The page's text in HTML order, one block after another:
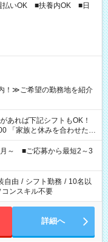
払いOK ■扶養内OK ■日
！≫ご希望の勤務地を紹介
た
たい」 「できれば残業はし
※Wワーク希望
時間と、もう1つのお仕事
る場合は応募できません。
月～ ■ご応募から最短2～3
自由 / シフト勤務 / 10名以
コンスキル不要
詳細へ